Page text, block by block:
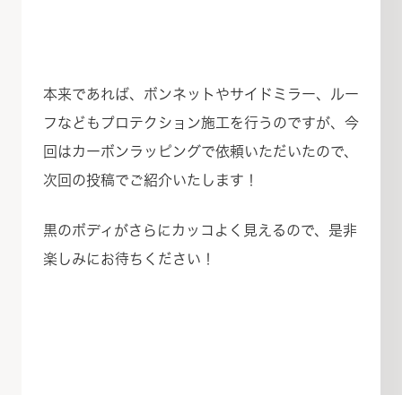
本来であれば、ボンネットやサイドミラー、ルー
フなどもプロテクション施工を行うのですが、今
回はカーボンラッピングで依頼いただいたので、
次回の投稿でご紹介いたします！
黒のボディがさらにカッコよく見えるので、是非
楽しみにお待ちください！